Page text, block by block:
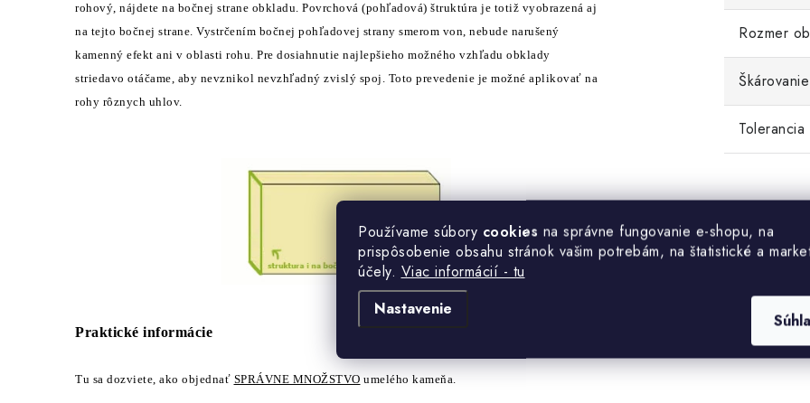
Používame súbory cookies na správne fungovanie e-shopu, na
prispôsobenie obsahu stránok vašim potrebám, na štatistické a
účely. Viac informácií - tu
Nastavenie
rohový, nájdete na bočnej strane obkladu. Povrchová (pohľadová) štruktúra je totiž vyobrazená aj
na tejto bočnej strane. Vystrčením bočnej pohľadovej strany smerom von, nebude narušený
kamenný efekt ani v oblasti rohu. Pre dosiahnutie najlepšieho možného vzhľadu obklady
striedavo otáčame, aby nevznikol nevzhľadný zvislý spoj. Toto prevedenie je možné aplikovať na
rohy rôznych uhlov.
Praktické informácie
Tu sa dozviete, ako objednať SPRÁVNE MNOŽSTVO umelého kameňa.
Rozmer
Škárovanie